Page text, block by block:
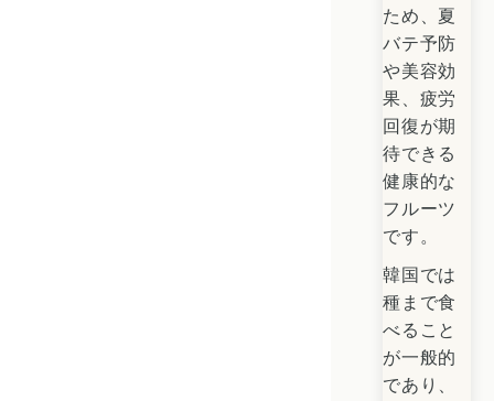
ため、夏
バテ予防
や美容効
果、疲労
回復が期
待できる
健康的な
フルーツ
です。
韓国では
種まで食
べること
が一般的
であり、